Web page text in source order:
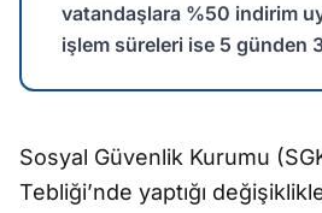
vatandaşlara %50 indirim
işlem süreleri ise 5 günden
Sosyal Güvenlik Kurumu
Tebliği’nde yaptığı